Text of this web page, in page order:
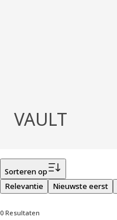
VAULT
Sorteren op
Relevantie
Nieuwste eerst
0 Resultaten